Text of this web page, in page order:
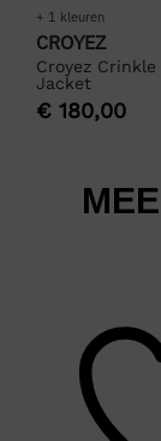
+ 1 kleuren
CROYEZ
Croyez
Jacket
€ 180,00